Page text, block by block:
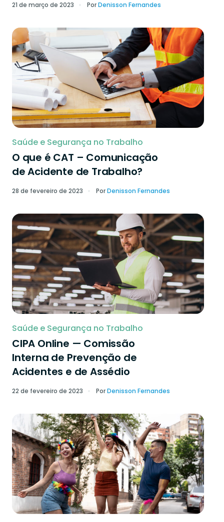
21 de março de 2023 PorDenisson Fernandes
Saúde e Segurança no Trabalho
O que é CAT – Comunicação
de Acidente de Trabalho?
28 de fevereiro de 2023 PorDenisson Fernandes
Saúde e Segurança no Trabalho
CIPA Online — Comissão
Interna de Prevenção de
Acidentes e de Assédio
22 de fevereiro de 2023 PorDenisson Fernandes